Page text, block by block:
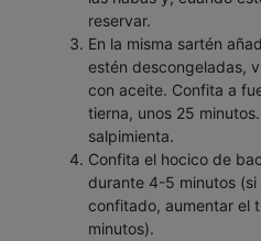
reservar.
En la misma sartén
estén descongeladas,
con aceite. Confita a
tierna, unos 25
salpimienta.
Confita el hocico de
durante 4-5 minutos
confitado, aumentar el
minutos).